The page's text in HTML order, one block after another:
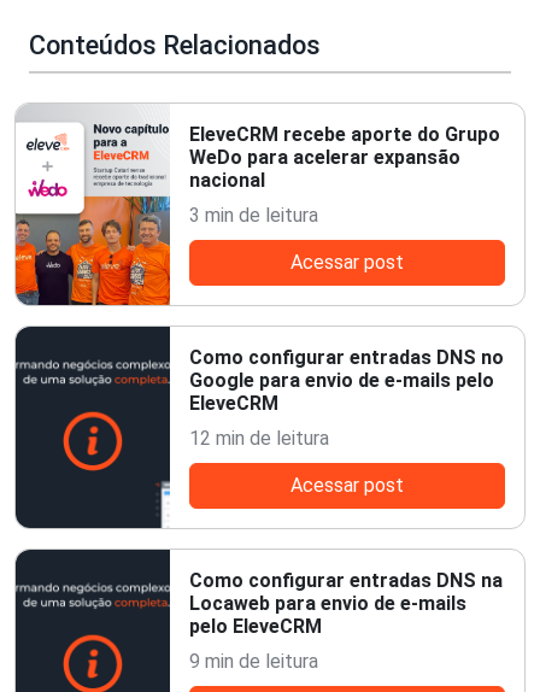
Conteúdos Relacionados
EleveCRM recebe aporte do Grupo
WeDo para acelerar expansão
nacional
3 min de leitura
Acessar post
Como configurar entradas DNS no
Google para envio de e-mails pelo
EleveCRM
12 min de leitura
Acessar post
Como configurar entradas DNS na
Locaweb para envio de e-mails
pelo EleveCRM
9 min de leitura